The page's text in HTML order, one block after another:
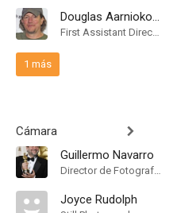
Douglas Aarniokoski
First Assistant Director
1 más
Cámara
Guillermo Navarro
Director de Fotografía, Camera Operator
Joyce Rudolph